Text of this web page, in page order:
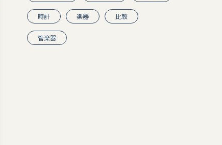
時計 楽器 比較
管楽器